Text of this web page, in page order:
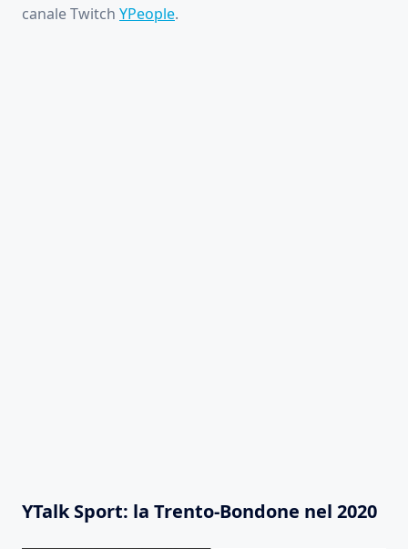
canale Twitch YPeople.
YTalk Sport: la Trento-Bondone nel 2020